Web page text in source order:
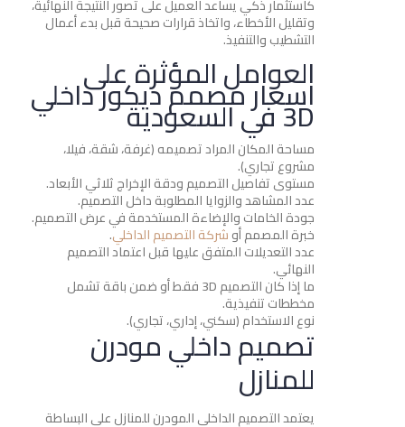
كاستثمار ذكي يساعد العميل على تصور النتيجة النهائية،
وتقليل الأخطاء، واتخاذ قرارات صحيحة قبل بدء أعمال
التشطيب والتنفيذ.
العوامل المؤثرة على
اسعار مصمم ديكور داخلي
3D في السعودية
مساحة المكان المراد تصميمه (غرفة، شقة، فيلا،
مشروع تجاري).
مستوى تفاصيل التصميم ودقة الإخراج ثلاثي الأبعاد.
عدد المشاهد والزوايا المطلوبة داخل التصميم.
جودة الخامات والإضاءة المستخدمة في عرض التصميم.
خبرة المصمم أوشركة التصميم الداخلي.
عدد التعديلات المتفق عليها قبل اعتماد التصميم
النهائي.
ما إذا كان التصميم 3D فقط أو ضمن باقة تشمل
مخططات تنفيذية.
نوع الاستخدام (سكني، إداري، تجاري).
تصميم داخلي مودرن
للمنازل
يعتمد التصميم الداخلي المودرن للمنازل على البساطة